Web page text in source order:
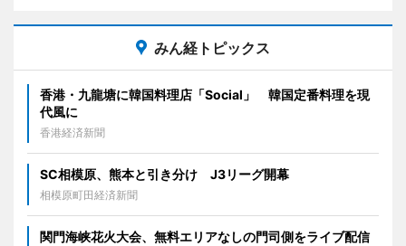
みん経トピックス
香港・九龍塘に韓国料理店「Social」 韓国定番料理を現
代風に
香港経済新聞
SC相模原、熊本と引き分け J3リーグ開幕
相模原町田経済新聞
関門海峡花火大会、無料エリアなしの門司側をライブ配信